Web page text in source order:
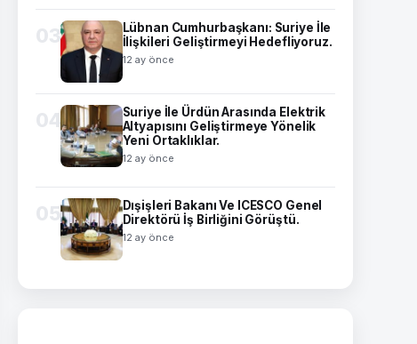
03
Lübnan Cumhurbaşkanı: Suriye İle
İlişkileri Geliştirmeyi Hedefliyoruz.
12 ay önce
04
Suriye İle Ürdün Arasında Elektrik
Altyapısını Geliştirmeye Yönelik
Yeni Ortaklıklar.
12 ay önce
05
Dışişleri Bakanı Ve ICESCO Genel
Direktörü İş Birliğini Görüştü.
12 ay önce